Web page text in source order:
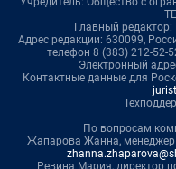
Главный
Адрес редакции: 630099,
телефон 8 (383) 212-52-
Электронный
Контактные данные для
По вопросам
Жапарова Жанна, менеджер